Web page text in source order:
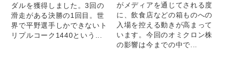
ダルを獲得しました。3回の
滑走がある決勝の1回目。世
界で平野選手しかできないト
リプルコーク1440という...
がメディアを通じてされる度
に、飲食店などの箱ものへの
入場を控える動きが高まって
います。今回のオミクロン株
の影響は今までの中で...